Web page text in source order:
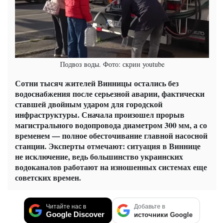
Подвоз воды. Фото: скрин youtube
Сотни тысяч жителей Винницы остались без
водоснабжения после серьезной аварии, фактически
ставшей двойным ударом для городской
инфраструктуры. Сначала произошел прорыв
магистрального водопровода диаметром 300 мм, а со
временем — полное обесточивание главной насосной
станции. Эксперты отмечают: ситуация в Виннице
не исключение, ведь большинство украинских
водоканалов работают на изношенных системах еще
советских времен.
Читайте нас в
Google Discover
Добавьте в
источники Google